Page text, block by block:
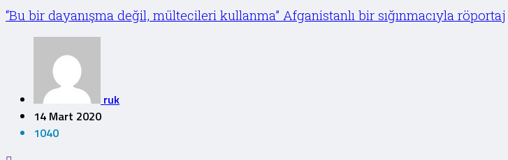
“Bu bir dayanışma değil, mültecileri kullanma” Afganistanlı bir sığınmacıyla röportaj
ruk
14 Mart 2020
1040